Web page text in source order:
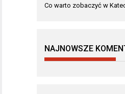
Co warto zobaczyć w
NAJNOWSZE